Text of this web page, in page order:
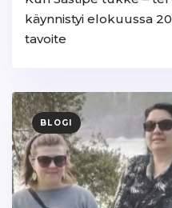
käynnistyi elokuussa
tavoite
BLOGI